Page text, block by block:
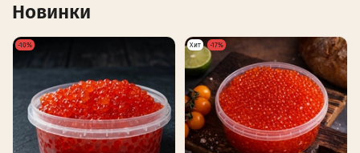
Новинки
-10% Хит -17%